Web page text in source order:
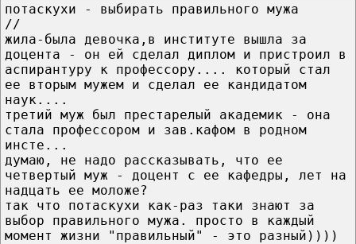
потаскухи - выбирать правильного мужа
//
жила-была девочка,в институте вышла за
доцента - он ей сделал диплом и пристроил в
аспирантуру к профессору.... который стал
ее вторым мужем и сделал ее кандидатом
наук....
третий муж был престарелый академик - она
стала профессором и зав.кафом в родном
инсте...
думаю, не надо рассказывать, что ее
четвертый муж - доцент с ее кафедры, лет на
надцать ее моложе?
так что потаскухи как-раз таки знают за
выбор правильного мужа. просто в каждый
момент жизни "правильный" - это разный))))